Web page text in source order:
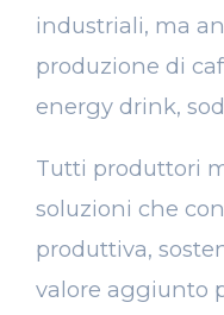
industriali, ma
produzione di
energy drink,
Tutti produttori
soluzioni che
produttiva,
valore aggiunto